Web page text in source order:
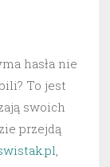
hasła nie
To jest
swoich
przejdą
,